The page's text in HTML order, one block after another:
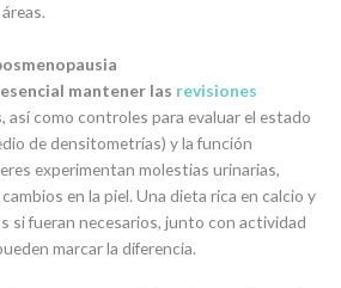
mantener las revisiones
, así como controles para evaluar el estado
de densitometrías) y la función
experimentan molestias urinarias,
en la piel. Una dieta rica en calcio y
si fueran necesarios, junto con actividad
marcar la diferencia.